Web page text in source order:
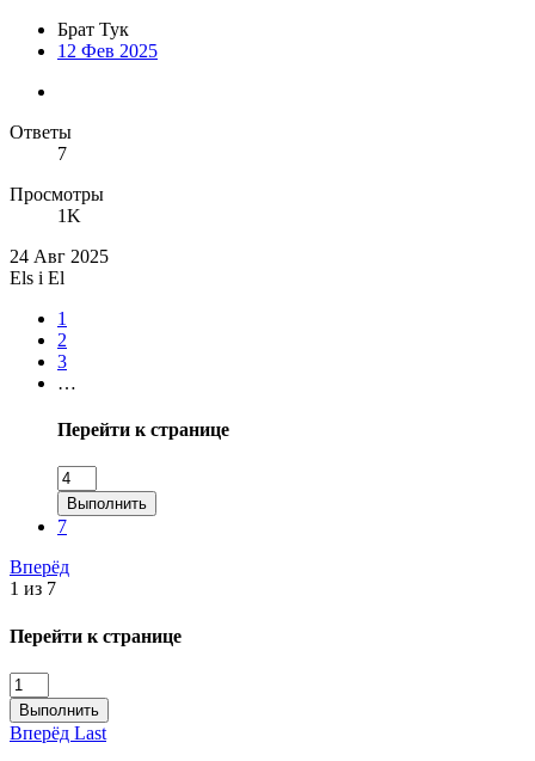
Брат Тук
12 Фев 2025
Ответы
7
Просмотры
1K
24 Авг 2025
Els i El
1
2
3
…
Перейти к странице
Выполнить
7
Вперёд
1 из 7
Перейти к странице
Выполнить
Вперёд Last